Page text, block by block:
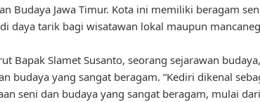
Budaya Jawa Timur. Kota ini memiliki beragam
daya tarik bagi wisatawan lokal maupun
Bapak Slamet Susanto, seorang sejarawan
budaya yang sangat beragam. “Kediri dikenal
seni dan budaya yang sangat beragam, mulai